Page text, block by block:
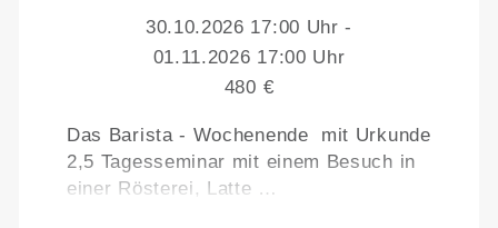
30.10.2026 17:00 Uhr -
01.11.2026 17:00 Uhr
480 €
Das Barista - Wochenende mit Urkunde
2,5 Tagesseminar mit einem Besuch in
einer Rösterei, Latte …